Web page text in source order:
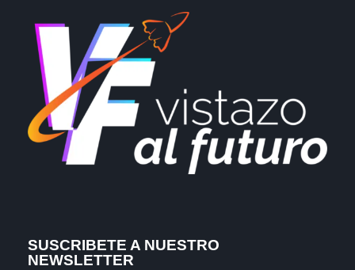
SUSCRIBETE A NUESTRO
NEWSLETTER